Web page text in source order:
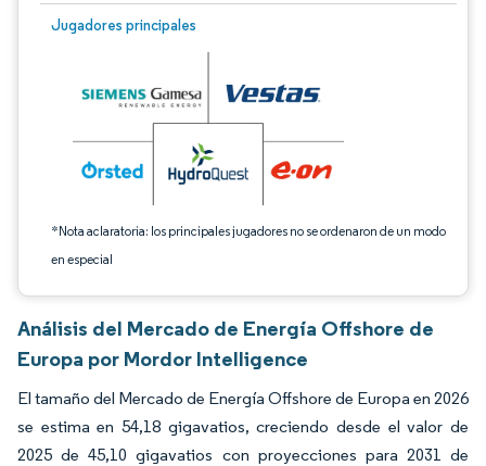
Jugadores principales
*Nota aclaratoria: los principales jugadores no se ordenaron de un modo
en especial
Imagen © Mordor Intelligence. El uso requiere atribución según CC BY 4.0.
Análisis del Mercado de Energía Offshore de
Europa por Mordor Intelligence
El tamaño del Mercado de Energía Offshore de Europa en 2026
se estima en 54,18 gigavatios, creciendo desde el valor de
2025 de 45,10 gigavatios con proyecciones para 2031 de